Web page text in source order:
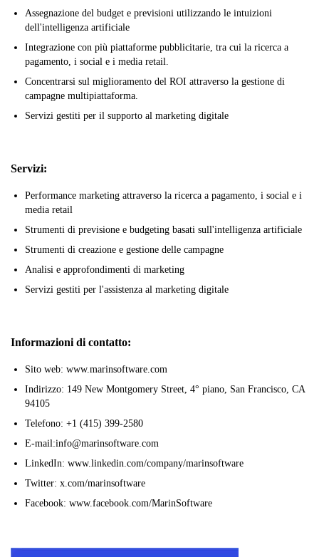
Assegnazione del budget e previsioni utilizzando le intuizioni
dell'intelligenza artificiale
Integrazione con più piattaforme pubblicitarie, tra cui la ricerca a
pagamento, i social e i media retail.
Concentrarsi sul miglioramento del ROI attraverso la gestione di
campagne multipiattaforma.
Servizi gestiti per il supporto al marketing digitale
Servizi:
Performance marketing attraverso la ricerca a pagamento, i social e i
media retail
Strumenti di previsione e budgeting basati sull'intelligenza artificiale
Strumenti di creazione e gestione delle campagne
Analisi e approfondimenti di marketing
Servizi gestiti per l'assistenza al marketing digitale
Informazioni di contatto:
Sito web: www.marinsoftware.com
Indirizzo: 149 New Montgomery Street, 4° piano, San Francisco, CA
94105
Telefono: +1 (415) 399-2580
E-mail:info@marinsoftware.com
LinkedIn: www.linkedin.com/company/marinsoftware
Twitter: x.com/marinsoftware
Facebook: www.facebook.com/MarinSoftware